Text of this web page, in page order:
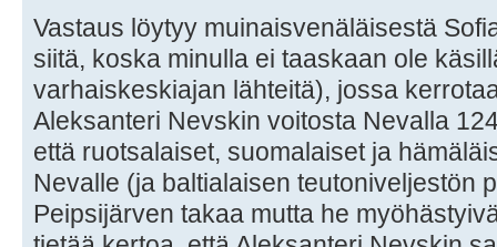
Vastaus löytyy muinaisvenäläisestä
siitä, koska minulla ei taaskaan ole
varhaiskeskiajan lähteitä), jossa
Aleksanteri Nevskin voitosta Nevalla
että ruotsalaiset, suomalaiset ja
Nevalle (ja baltialaisen teutoniveljestön
Peipsijärven takaa mutta he